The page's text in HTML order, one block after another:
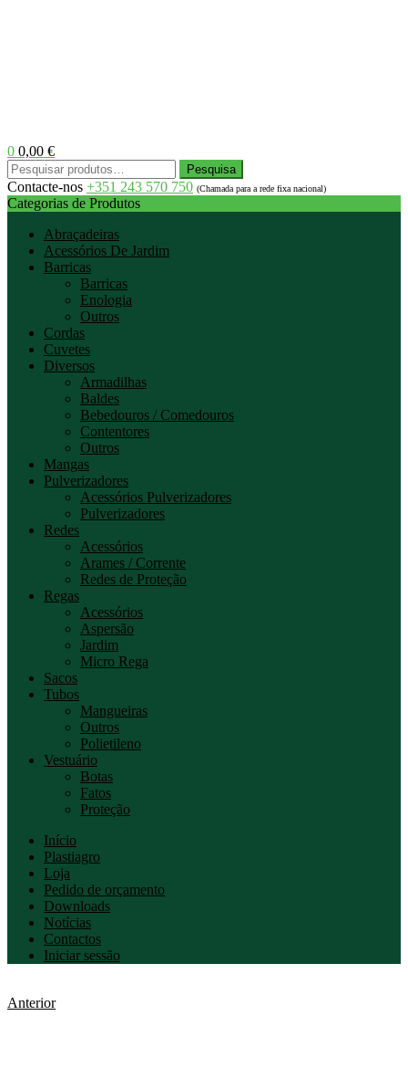
0 0,00 €
Menu
Pesquisar
por:
Pesquisa
Contacte-nos +351 243 570 750 (Chamada para a rede fixa nacional)
Categorias de Produtos
Abraçadeiras
Acessórios De Jardim
Barricas
Barricas
Enologia
Outros
Cordas
Cuvetes
Diversos
Armadilhas
Baldes
Bebedouros / Comedouros
Contentores
Outros
Mangas
Pulverizadores
Acessórios Pulverizadores
Pulverizadores
Redes
Acessórios
Arames / Corrente
Redes de Proteção
Regas
Acessórios
Aspersão
Jardim
Micro Rega
Sacos
Tubos
Mangueiras
Outros
Polietileno
Vestuário
Botas
Fatos
Proteção
Início
Plastiagro
Loja
Pedido de orçamento
Downloads
Notícias
Contactos
Iniciar sessão
Anterior